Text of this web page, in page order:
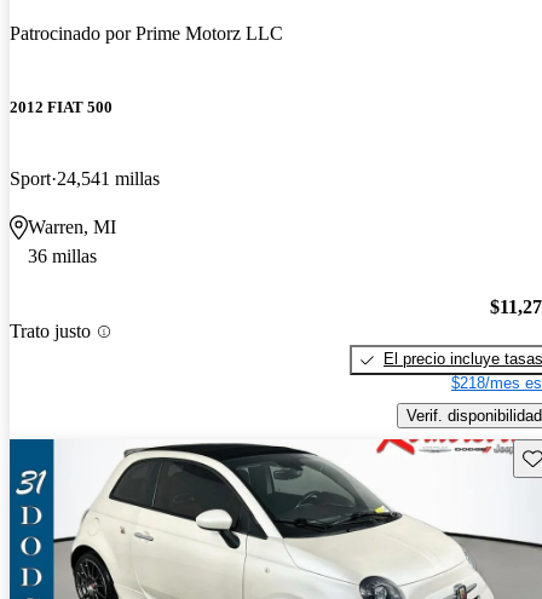
Patrocinado porPrime Motorz LLC
2012 FIAT 500
Sport 24,541 millas
Warren, MI
36 millas
Trato justo
El precio incluye tasas
$218/mes
Verif. disponibilidad